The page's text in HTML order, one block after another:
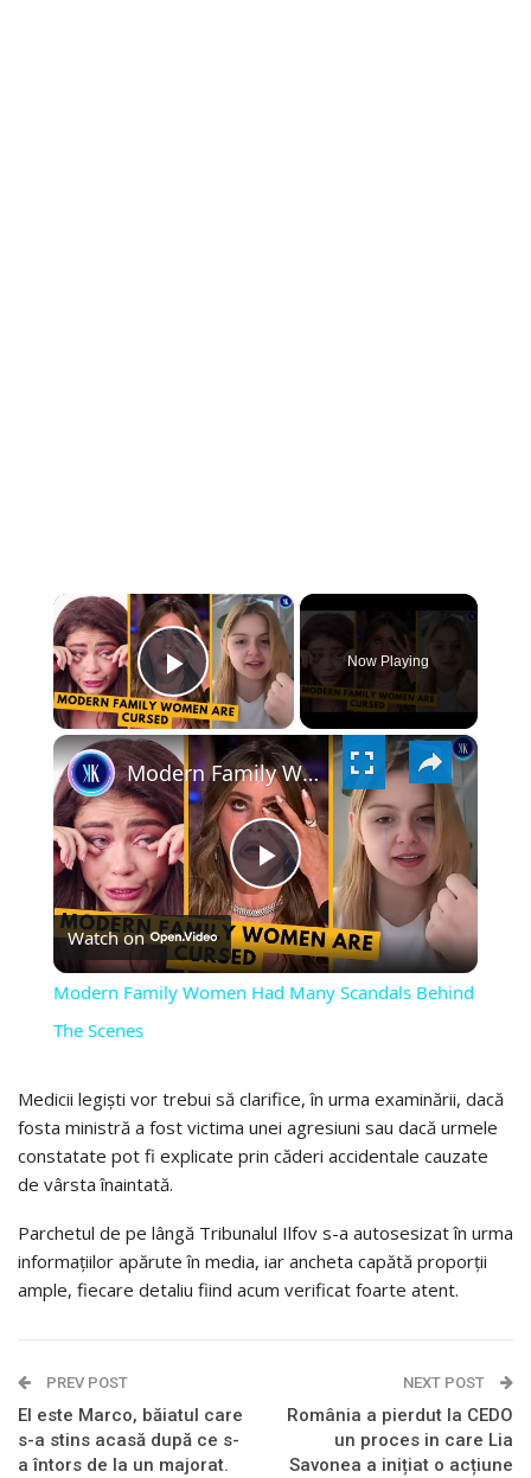
×
PLAY
VIDEO
Now Playing
×
PLAY
VIDEO
Modern Family Women Had Many Scandals Behind The Scenes
Watch on
Modern Family Women Had Many Scandals Behind
The Scenes
Medicii legiști vor trebui să clarifice, în urma examinării, dacă
fosta ministră a fost victima unei agresiuni sau dacă urmele
constatate pot fi explicate prin căderi accidentale cauzate
de vârsta înaintată.
Parchetul de pe lângă Tribunalul Ilfov s-a autosesizat în urma
informațiilor apărute în media, iar ancheta capătă proporții
ample, fiecare detaliu fiind acum verificat foarte atent.
PREV POST
El este Marco, băiatul care
s-a stins acasă după ce s-
a întors de la un majorat.
NEXT POST
România a pierdut la CEDO
un proces in care Lia
Savonea a inițiat o acțiune